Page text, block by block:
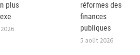
plus
réformes des
finances
publiques
5 août 2026